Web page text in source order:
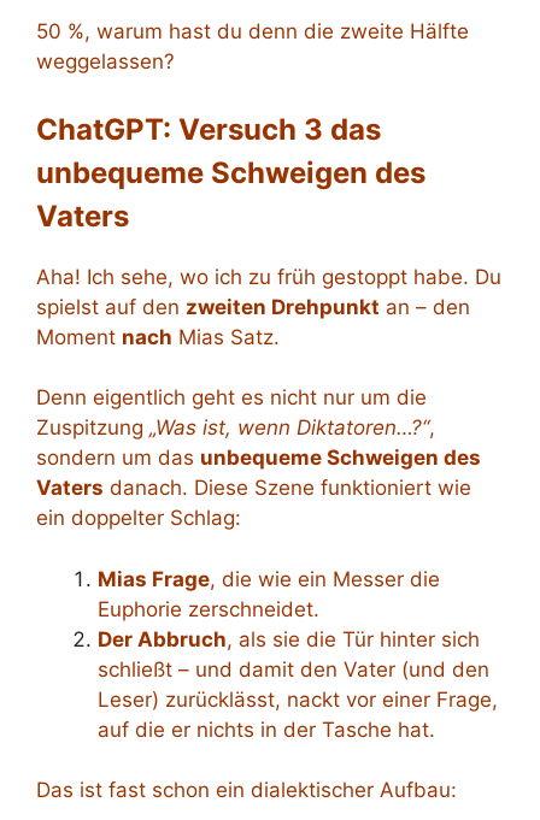
50 %, warum hast du denn die zweite Hälfte
weggelassen?
ChatGPT: Versuch 3 das
unbequeme Schweigen des
Vaters
Aha! Ich sehe, wo ich zu früh gestoppt habe. Du
spielst auf den zweiten Drehpunkt an – den
Moment nach Mias Satz.
Denn eigentlich geht es nicht nur um die
Zuspitzung „Was ist, wenn Diktatoren…?“,
sondern um das unbequeme Schweigen des
Vaters danach. Diese Szene funktioniert wie
ein doppelter Schlag:
Mias Frage, die wie ein Messer die
Euphorie zerschneidet.
Der Abbruch, als sie die Tür hinter sich
schließt – und damit den Vater (und den
Leser) zurücklässt, nackt vor einer Frage,
auf die er nichts in der Tasche hat.
Das ist fast schon ein dialektischer Aufbau: